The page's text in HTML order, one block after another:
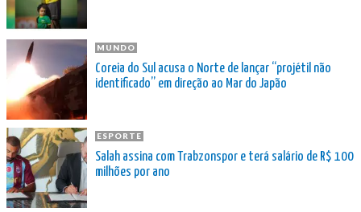
MUNDO
Coreia do Sul acusa o Norte de lançar “projétil não
identificado” em direção ao Mar do Japão
ESPORTE
Salah assina com Trabzonspor e terá salário de R$ 100
milhões por ano